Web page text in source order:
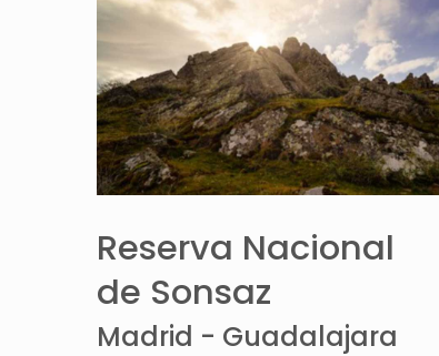
Reserva Nacional
de Sonsaz
Madrid - Guadalajara